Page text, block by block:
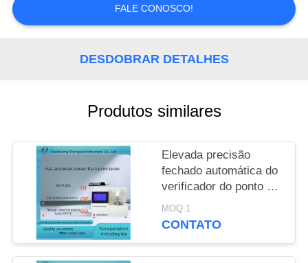
MAPA
DO
FALE CONOSCO!
DESDOBRAR DETALHES
Produtos similares
Elevada precisão
fechado automática do
verificador do ponto de
inflamação das martas
de Pensky da boca de
MOQ:1
CONTATO